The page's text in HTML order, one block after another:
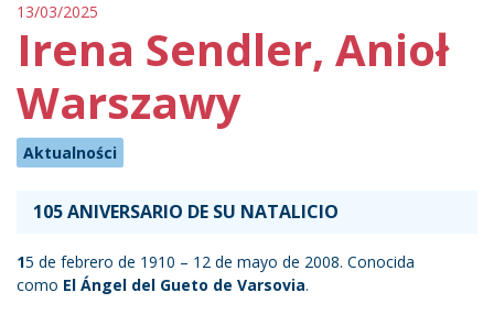
13/03/2025
Irena Sendler, Anioł
Warszawy
Aktualności
105 ANIVERSARIO DE SU NATALICIO
15 de febrero de 1910 – 12 de mayo de 2008. Conocida
como El Ángel del Gueto de Varsovia.